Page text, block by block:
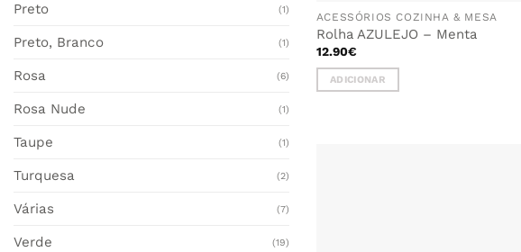
Preto (1)
Preto, Branco (1)
Rosa (6)
Rosa Nude (1)
Taupe (1)
Turquesa (2)
Várias (7)
Verde (19)
ACESSÓRIOS COZINHA & MESA
Rolha AZULEJO – Menta
12.90€
ADICIONAR